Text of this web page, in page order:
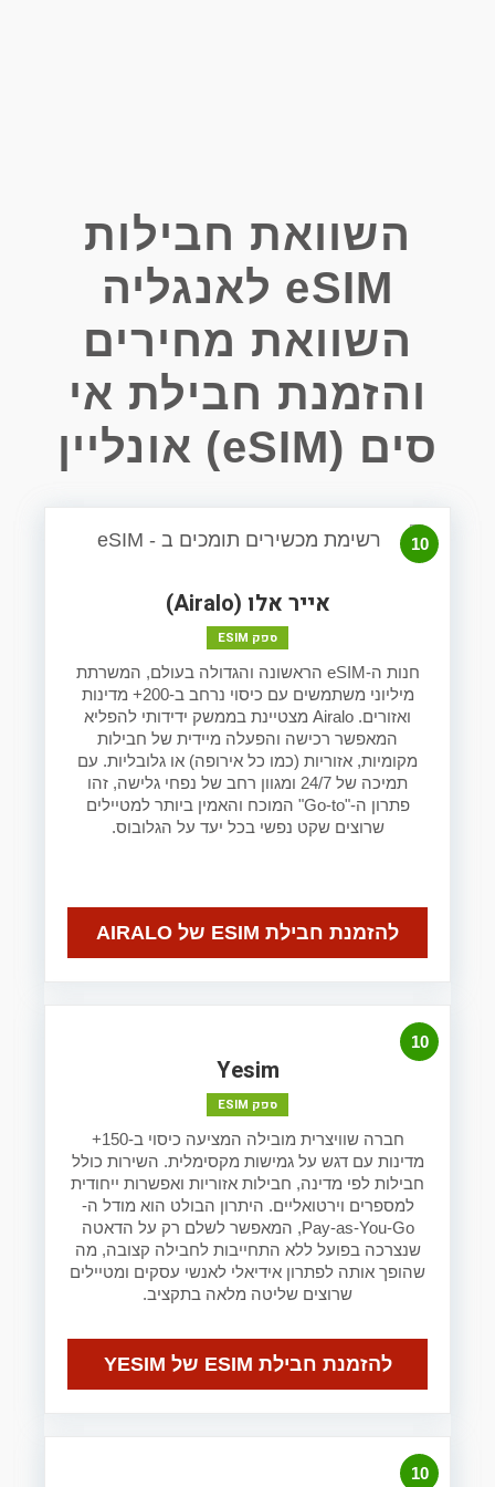
השוואת חבילות
eSIM לאנגליה
השוואת מחירים
והזמנת חבילת אי
סים (eSIM) אונליין
10
אייר אלו (Airalo)
ספק ESIM
חנות ה-eSIM הראשונה והגדולה בעולם, המשרתת
מיליוני משתמשים עם כיסוי נרחב ב-200+ מדינות
ואזורים. Airalo מצטיינת בממשק ידידותי להפליא
המאפשר רכישה והפעלה מיידית של חבילות
מקומיות, אזוריות (כמו כל אירופה) או גלובליות. עם
תמיכה של 24/7 ומגוון רחב של נפחי גלישה, זהו
פתרון ה-"Go-to" המוכח והאמין ביותר למטיילים
שרוצים שקט נפשי בכל יעד על הגלובוס.
להזמנת חבילת ESIM של AIRALO
10
Yesim
ספק ESIM
חברה שוויצרית מובילה המציעה כיסוי ב-150+
מדינות עם דגש על גמישות מקסימלית. השירות כולל
חבילות לפי מדינה, חבילות אזוריות ואפשרות ייחודית
למספרים וירטואליים. היתרון הבולט הוא מודל ה-
Pay-as-You-Go, המאפשר לשלם רק על הדאטה
שנצרכה בפועל ללא התחייבות לחבילה קצובה, מה
שהופך אותה לפתרון אידיאלי לאנשי עסקים ומטיילים
שרוצים שליטה מלאה בתקציב.
להזמנת חבילת ESIM של YESIM
10